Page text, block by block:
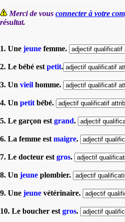
Merci de vous connecter à votre
résultat.
1. Une jeune femme.
2. Le bébé est petit.
3. Un vieil homme.
4. Un petit bébé.
5. Le garçon est grand.
6. La femme est maigre.
7. Le docteur est gros.
8. Un jeune plombier.
9. Une jeune vétérinaire.
10. Le boucher est gros.